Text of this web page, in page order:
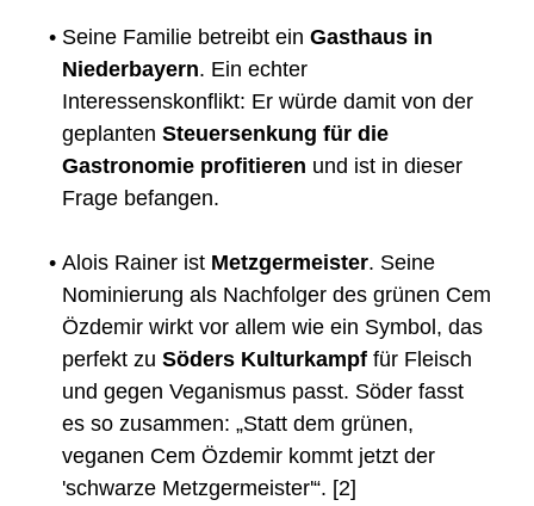
• Seine Familie betreibt ein Gasthaus in
Niederbayern. Ein echter
Interessenskonflikt: Er würde damit von der
geplanten Steuersenkung für die
Gastronomie profitieren und ist in dieser
Frage befangen.
• Alois Rainer ist Metzgermeister. Seine
Nominierung als Nachfolger des grünen Cem
Özdemir wirkt vor allem wie ein Symbol, das
perfekt zu Söders Kulturkampf für Fleisch
und gegen Veganismus passt. Söder fasst
es so zusammen: „Statt dem grünen,
veganen Cem Özdemir kommt jetzt der
'schwarze Metzgermeister'“. [2]